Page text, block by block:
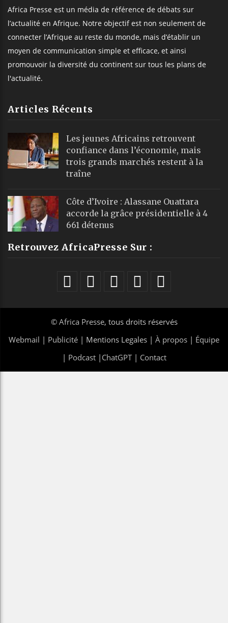
Africa Presse est un média de référence de débats sur
l’actualité en Afrique. Notre objectif est non seulement de
connecter l’Afrique au reste du monde, mais d’établir un
moyen de communication simple et efficace, et ainsi
promouvoir la diversité du continent sur tous les plans de
l'actualité.
Articles Récents
Les jeunes Africains retrouvent
confiance dans l’économie, mais
trois grands marchés restent à la
traîne
Côte d’Ivoire : Alassane Ouattara
accorde la grâce présidentielle à 4
661 détenus
Retrouvez AfricaPresse Sur :
© Africa Presse, tous droits réservés
Webmail | Publicité | Mentions Legales | À propos | Équipe
| Podcast| ChatGPT| Contact